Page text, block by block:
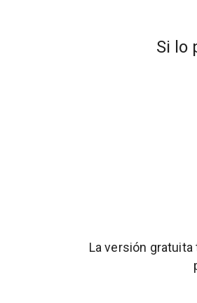
Si lo
La versión